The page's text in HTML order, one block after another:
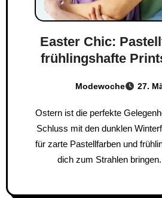
Easter Chic:
frühlingshafte
Modewoche 27.
Ostern ist die perfekte Gelegenheit für neue Looks.
Schluss mit den dunklen
für zarte Pastellfarben und
dich zum Strahlen